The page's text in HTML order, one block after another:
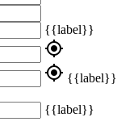
{{label}}
my_location
my_location {{label}}
{{label}}